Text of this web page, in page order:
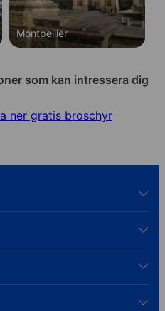
Montpellier
som kan intressera dig
ner gratis broschyr